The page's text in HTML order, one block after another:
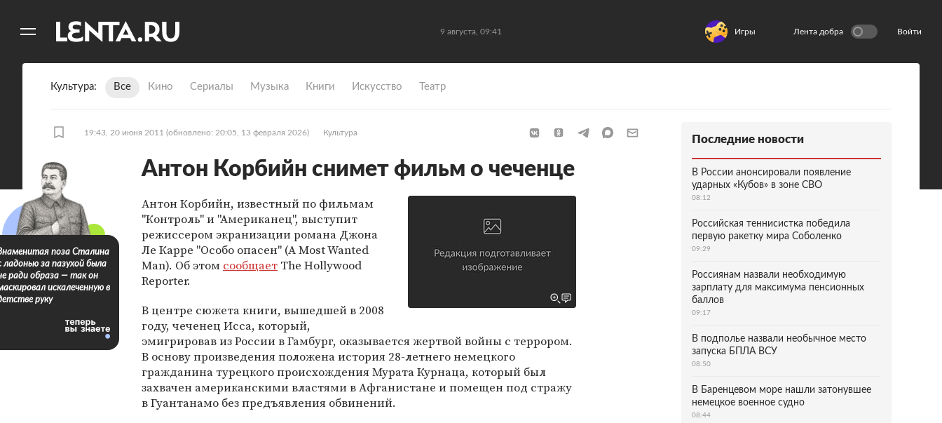
9 августа, 09:41 Игры Лента добра Войти
Культура Все Кино Сериалы Музыка Книги Искусство Театр
19:43, 20 июня 2011 (обновлено: 20:05, 13 февраля 2026) Культура
Антон Корбийн снимет фильм о чеченце
Антон Корбийн, известный по фильмам
"Контроль" и "Американец", выступит
режиссером экранизации романа Джона
Ле Карре "Особо опасен" (А Most Wanted
Man). Об этом сообщает The Hollywood
Reporter.
В центре сюжета книги, вышедшей в 2008
году, чеченец Исса, который,
эмигрировав из России в Гамбург, оказывается жертвой войны с террором.
В основу произведения положена история 28-летнего немецкого
гражданина турецкого происхождения Мурата Курнаца, который был
захвачен американскими властями в Афганистане и помещен под стражу
в Гуантанамо без предъявления обвинений.
поза Сталина
ладонью за пазухой была
ради образа — так он
искалеченную в
руку
Последние новости
В России анонсировали появление
ударных «Кубов» в зоне СВО
08:12
Российская теннисистка победила
первую ракетку мира Соболенко
09:29
Россиянам назвали необходимую
зарплату для максимума пенсионных
баллов
09:17
В подполье назвали необычное место
запуска БПЛА ВСУ
08:50
В Баренцевом море нашли затонувшее
немецкое военное судно
08:44